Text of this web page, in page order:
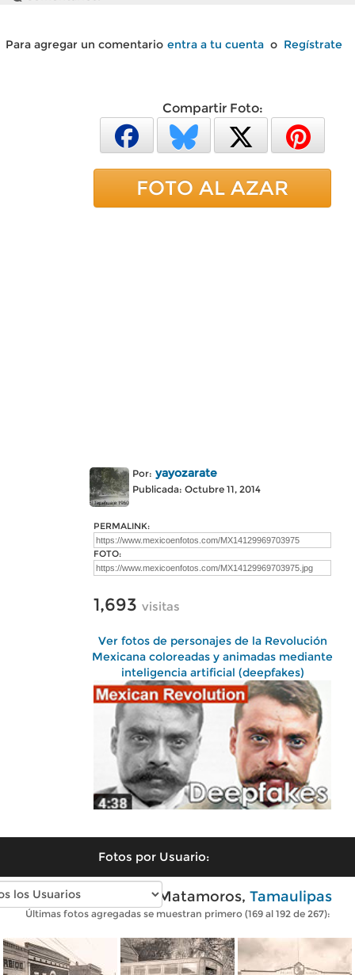
Para agregar un comentario entra a tu cuenta o Regístrate
Compartir Foto:
FOTO AL AZAR
Por: yayozarate
Publicada: Octubre 11, 2014
PERMALINK:
FOTO:
1,693 visitas
Ver fotos de personajes de la Revolución
Mexicana coloreadas y animadas mediante
inteligencia artificial (deepfakes)
Fotos por Usuario:
Fotos antiguas de Matamoros, Tamaulipas
Últimas fotos agregadas se muestran primero (169 al 192 de 267):